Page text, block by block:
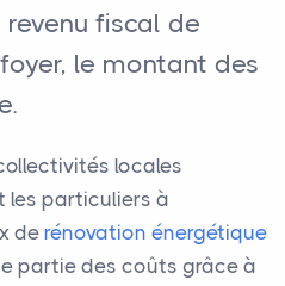
fiscal de
le montant des
locales
les particuliers à
de rénovation énergétique
partie des coûts grâce à